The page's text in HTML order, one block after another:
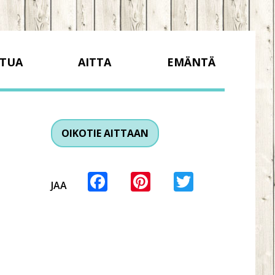
AITTA EMÄNTÄ
OIKOTIE AITTAAN
JAA Facebook
PinterestTwitter